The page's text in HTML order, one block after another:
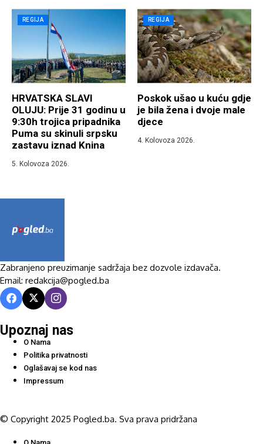
REGIJA
HRVATSKA SLAVI
OLUJU: Prije 31 godinu u
9:30h trojica pripadnika
Puma su skinuli srpsku
zastavu iznad Knina
5. Kolovoza 2026.
REGIJA
Poskok ušao u kuću gdje
je bila žena i dvoje male
djece
4. Kolovoza 2026.
Zabranjeno preuzimanje sadržaja bez dozvole izdavača.
Email: redakcija@pogled.ba
Upoznaj nas
O Nama
Politika privatnosti
Oglašavaj se kod nas
Impressum
© Copyright 2025 Pogled.ba. Sva prava pridržana